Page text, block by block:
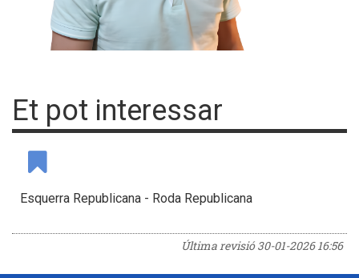
Et pot interessar
Esquerra Republicana - Roda Republicana
Última revisió30-01-2026 16:56